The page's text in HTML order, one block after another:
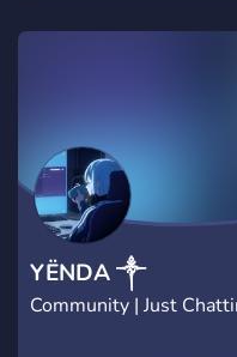
YËNDA ༒
Community | Just